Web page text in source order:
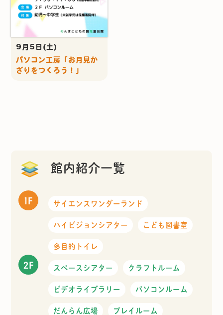
9月5日(土)
パソコン工房「お月見か
ざりをつくろう！」
館内紹介一覧
1F サイエンスワンダーランド
ハイビジョンシアター こども図書室
多目的トイレ
2F スペースシアター クラフトルーム
ビデオライブラリー パソコンルーム
だんらん広場 プレイルーム